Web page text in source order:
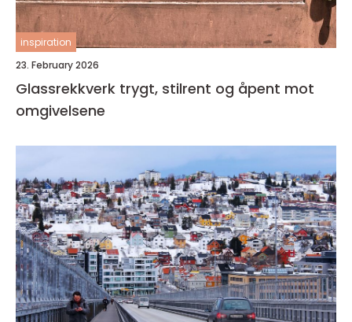
inspiration
23. February 2026
Glassrekkverk trygt, stilrent og åpent mot
omgivelsene